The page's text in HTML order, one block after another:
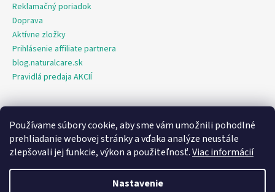
Používame súbory cookie, aby sme vám umožnili pohodlné
prehliadanie webovej stránky a vďaka analýze neustále
zlepšovali jej funkcie, výkon a použiteľnosť.Viac informácií
Nastavenie
Reklamačný poriadok
Doprava
Aktívne zložky
Prihlásenie affiliate partnera
blog.naturalcare.sk
Pravidlá predaja AKCIÍ
O marketing sa nám stará digitálna agentúra Consultee
Vytvoril Shoptet
NaturalCare.sk. Všetky práva vyhradené.